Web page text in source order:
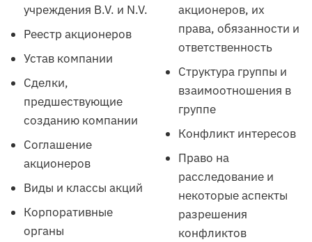
учреждения B.V. и N.V.
Реестр акционеров
Устав компании
Сделки,
предшествующие
созданию компании
Соглашение
акционеров
Виды и классы акций
Корпоративные
органы
акционеров, их
права, обязанности и
ответственность
Структура группы и
взаимоотношения в
группе
Конфликт интересов
Право на
расследование и
некоторые аспекты
разрешения
конфликтов